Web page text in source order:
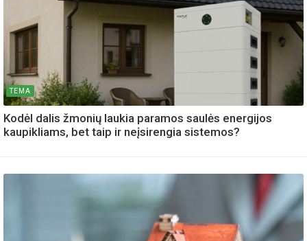
TEMA
Kodėl dalis žmonių laukia paramos saulės energijos
kaupikliams, bet taip ir neįsirengia sistemos?